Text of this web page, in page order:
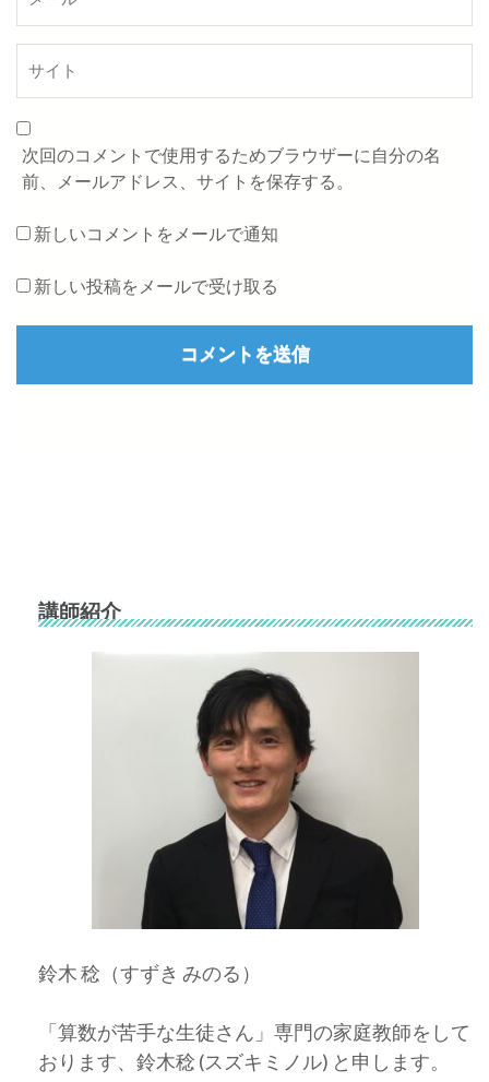
次回のコメントで使用するためブラウザーに自分の名
前、メールアドレス、サイトを保存する。
新しいコメントをメールで通知
新しい投稿をメールで受け取る
講師紹介
鈴木 稔（すずき みのる）
「算数が苦手な生徒さん」専門の家庭教師をして
おります、鈴木稔 (スズキミノル) と申します。